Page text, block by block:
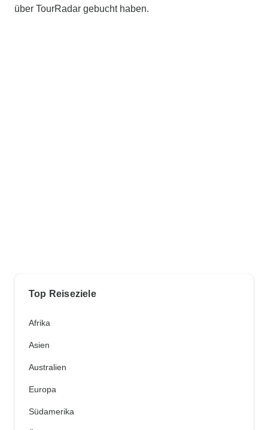
über TourRadar gebucht haben.
Top Reiseziele
Afrika
Asien
Australien
Europa
Südamerika